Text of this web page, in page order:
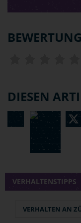
BEWERTUNG
DIESEN
VERHALTENSTIPPS
VERHALTEN AN